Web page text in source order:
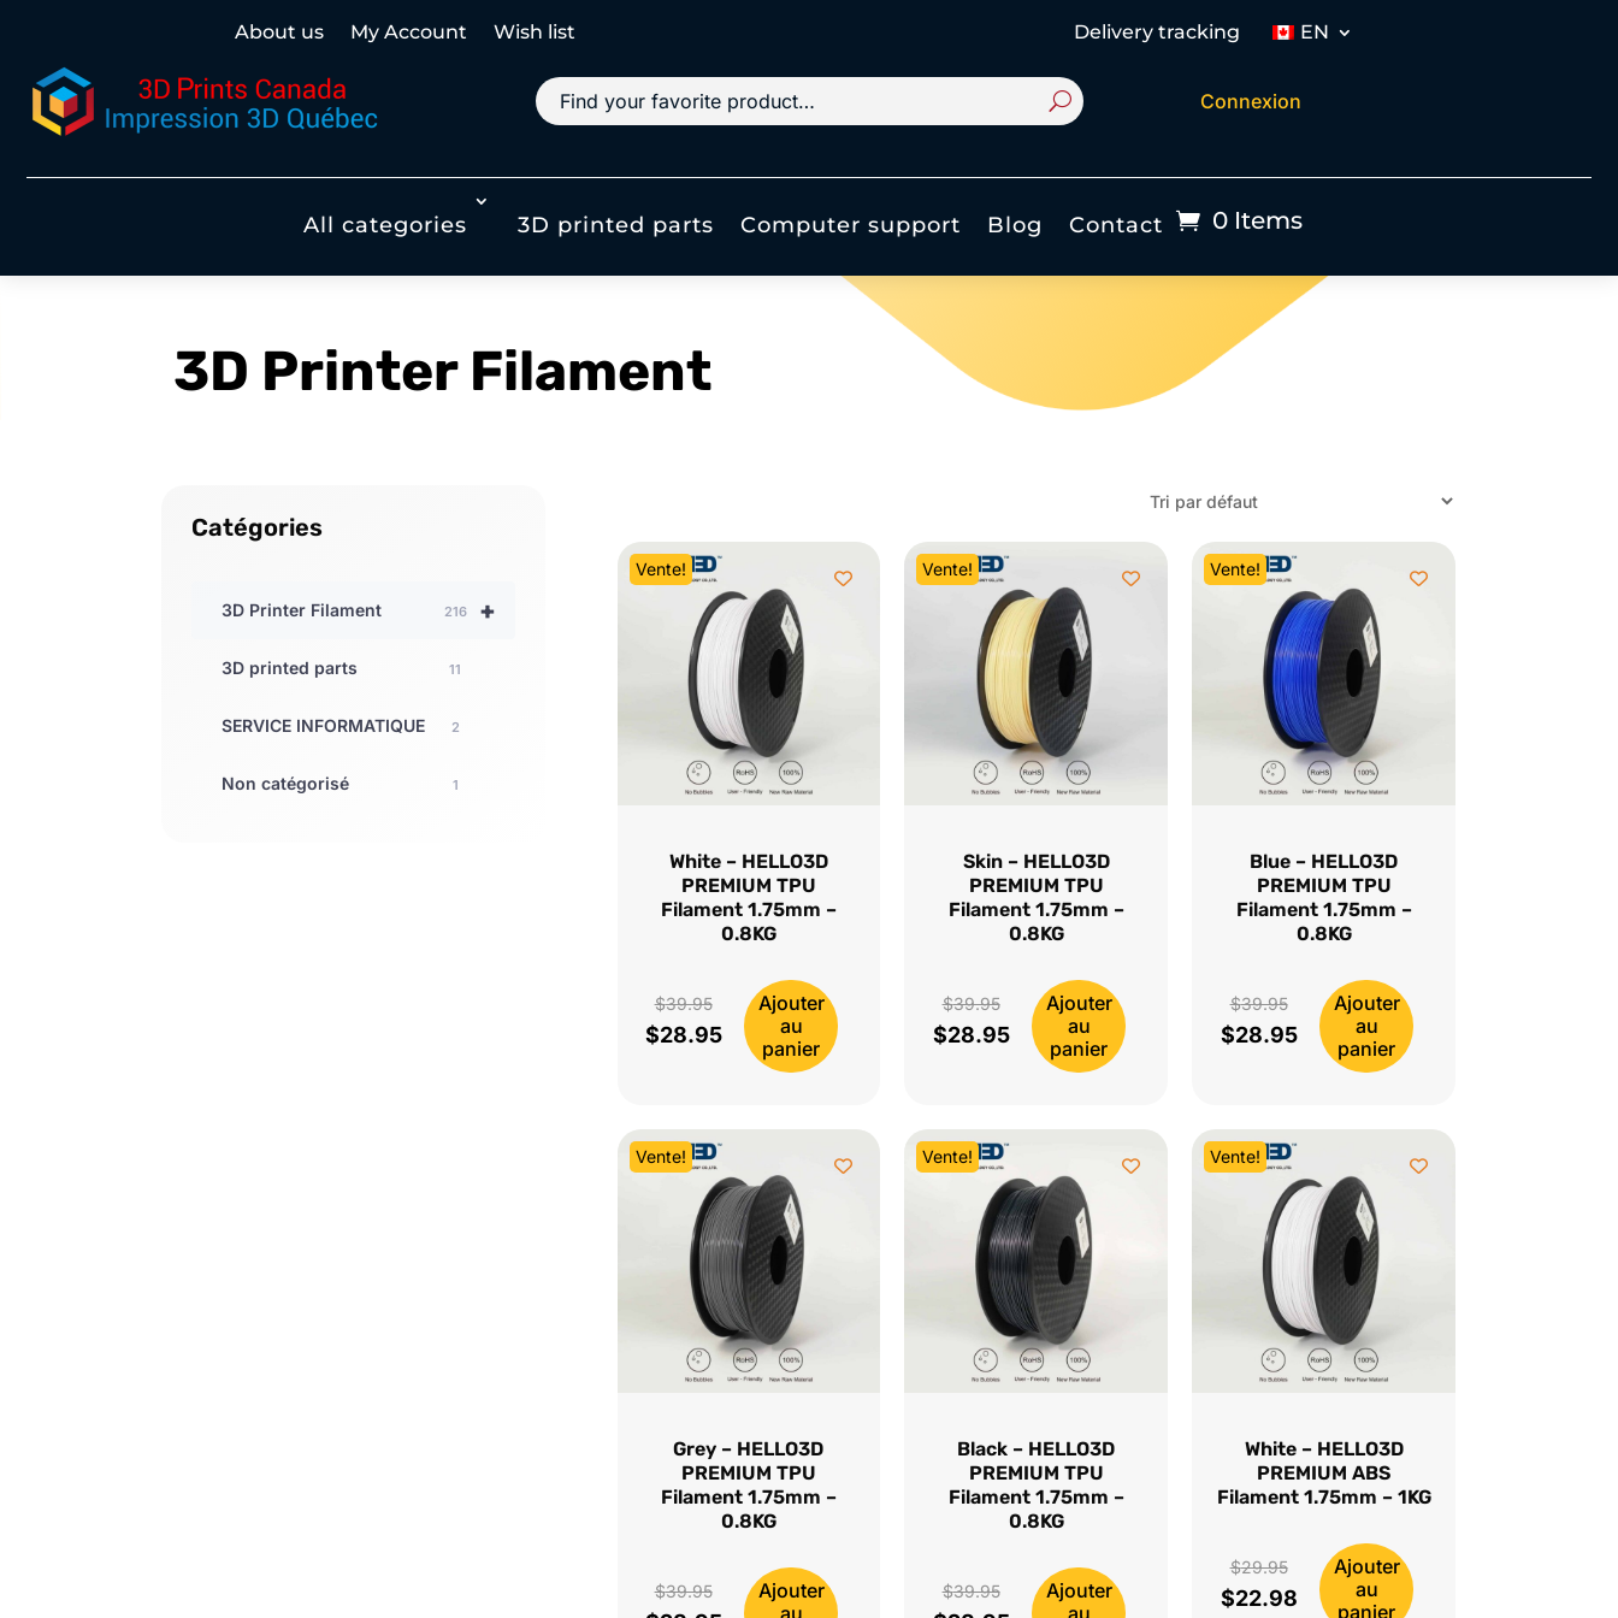
About us My Account Wish list Delivery tracking EN
Connexion
All categories 3D printed parts Computer support Blog Contact 0 Items
3D Printer Filament
Catégories
+
3D Printer Filament 216
3D printed parts 11
SERVICE INFORMATIQUE 2
Non catégorisé 1
Vente!
White – HELLO3D
PREMIUM TPU
Filament 1.75mm –
0.8KG
$39.95Le
prix
$39.95.
$28.95Le
est :
Ajouter
au
panier
Vente!
Skin – HELLO3D
PREMIUM TPU
Filament 1.75mm –
0.8KG
$39.95Le
prix
$39.95.
$28.95Le
est :
Ajouter
au
panier
Vente!
Blue – HELLO3D
PREMIUM TPU
Filament 1.75mm –
0.8KG
$39.95Le
prix
$39.95.
$28.95Le
est :
Ajouter
au
panier
Vente!
Grey – HELLO3D
PREMIUM TPU
Filament 1.75mm –
0.8KG
$39.95Le
Ajouter
au
Vente!
Black – HELLO3D
PREMIUM TPU
Filament 1.75mm –
0.8KG
$39.95Le
Ajouter
au
Vente!
White – HELLO3D
PREMIUM ABS
Filament 1.75mm – 1KG
$29.95Le
prix
$22.98Le
Ajouter
au
panier